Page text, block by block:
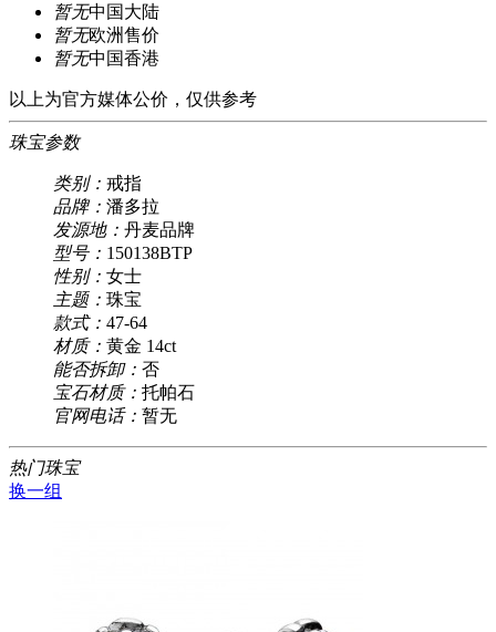
暂无中国大陆
暂无欧洲售价
暂无中国香港
以上为官方媒体公价，仅供参考
珠宝参数
类别： 戒指
品牌： 潘多拉
发源地： 丹麦品牌
型号： 150138BTP
性别： 女士
主题： 珠宝
款式： 47-64
材质： 黄金 14ct
能否拆卸： 否
宝石材质： 托帕石
官网电话： 暂无
热门珠宝
换一组